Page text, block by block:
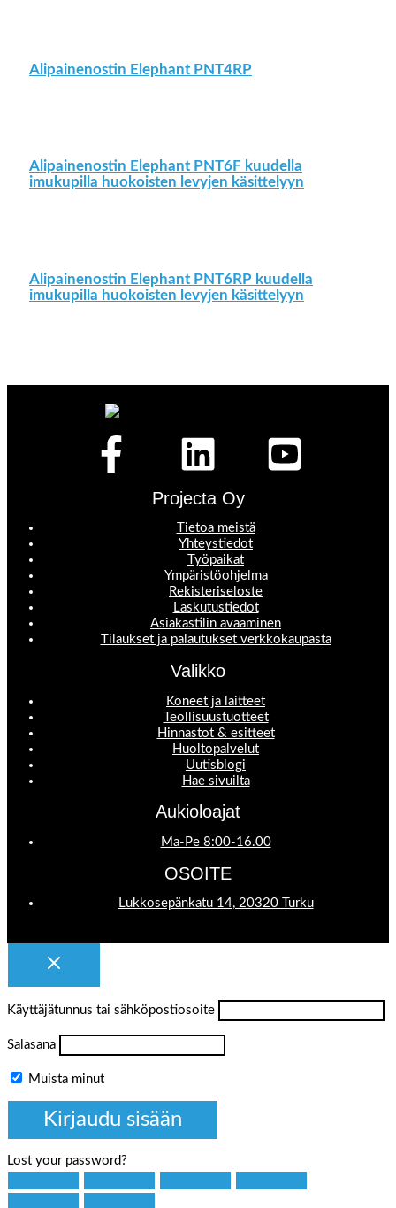
Alipainenostin Elephant PNT4RP
Alipainenostin Elephant PNT6F kuudella
imukupilla huokoisten levyjen käsittelyyn
Alipainenostin Elephant PNT6RP kuudella
imukupilla huokoisten levyjen käsittelyyn
Projecta Oy
Tietoa meistä
Yhteystiedot
Työpaikat
Ympäristöohjelma
Rekisteriseloste
Laskutustiedot
Asiakastilin avaaminen
Tilaukset ja palautukset verkkokaupasta
Valikko
Koneet ja laitteet
Teollisuustuotteet
Hinnastot & esitteet
Huoltopalvelut
Uutisblogi
Hae sivuilta
Aukioloajat
Ma-Pe 8:00-16.00
OSOITE
Lukkosepänkatu 14, 20320 Turku
Käyttäjätunnus tai sähköpostiosoite
Salasana
Muista minut
Lost your password?